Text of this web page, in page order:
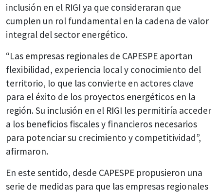
inclusión en el RIGI ya que consideraran que
cumplen un rol fundamental en la cadena de valor
integral del sector energético.
“Las empresas regionales de CAPESPE aportan
flexibilidad, experiencia local y conocimiento del
territorio, lo que las convierte en actores clave
para el éxito de los proyectos energéticos en la
región. Su inclusión en el RIGI les permitiría acceder
a los beneficios fiscales y financieros necesarios
para potenciar su crecimiento y competitividad”,
afirmaron.
En este sentido, desde CAPESPE propusieron una
serie de medidas para que las empresas regionales